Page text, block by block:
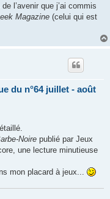
l’avenir que j’ai commis
Magazine (celui qui est
du n°64 juillet - août
Noire publié par Jeux
une lecture minutieuse
mon placard à jeux...